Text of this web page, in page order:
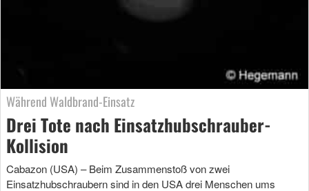
Während Waldbrand-Einsatz
Drei Tote nach Einsatzhubschrauber-
Kollision
Cabazon (USA) – Beim Zusammenstoß von zwei
Einsatzhubschraubern sind in den USA drei Menschen ums